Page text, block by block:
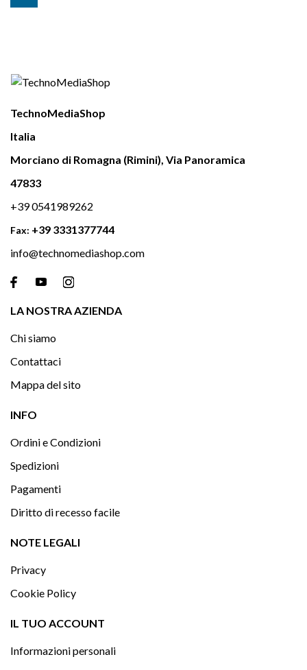
TechnoMediaShop
Italia
Morciano di Romagna (Rimini), Via Panoramica
47833
+39 0541989262
Fax: +39 3331377744
info@technomediashop.com
LA NOSTRA AZIENDA
Chi siamo
Contattaci
Mappa del sito
INFO
Ordini e Condizioni
Spedizioni
Pagamenti
Diritto di recesso facile
NOTE LEGALI
Privacy
Cookie Policy
IL TUO ACCOUNT
Informazioni personali